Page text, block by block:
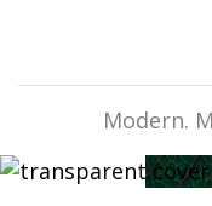
Modern.